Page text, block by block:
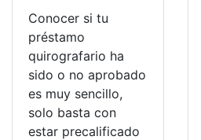
Conocer si tu
préstamo
quirografario ha
sido o no aprobado
es muy sencillo,
solo basta con
estar precalificado